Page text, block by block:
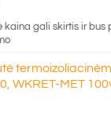
kaina gali skirtis ir bus
WKRET-MET